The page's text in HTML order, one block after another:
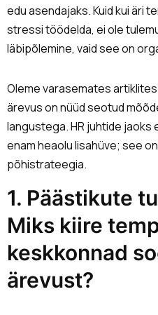
edu asendajaks. Kuid kui äri
stressi töödelda, ei ole
läbipõlemine, vaid see on
Oleme varasemates
ärevus on nüüd seotud
langustega. HR juhtide jaoks
enam heaolu lisahüve; see
põhistrateegia.
1. Päästikute
Miks kiire
keskkonnad
ärevust?